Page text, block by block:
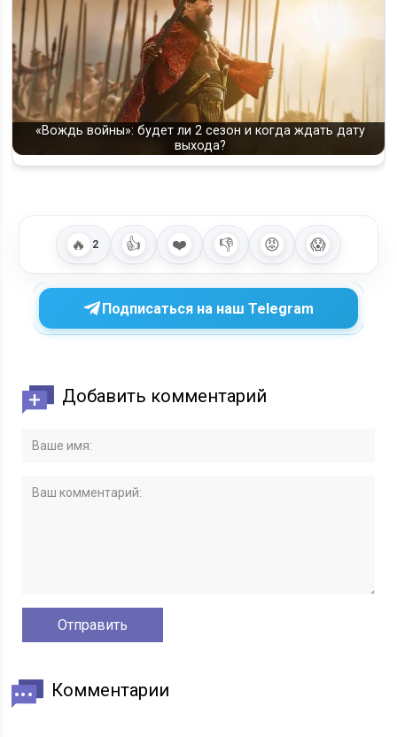
«Вождь войны»: будет ли 2 сезон и когда ждать дату
выхода?
🔥 2 👍 ❤️ 👎 😡 😱
Подписаться на наш Telegram
Добавить комментарий
Комментарии